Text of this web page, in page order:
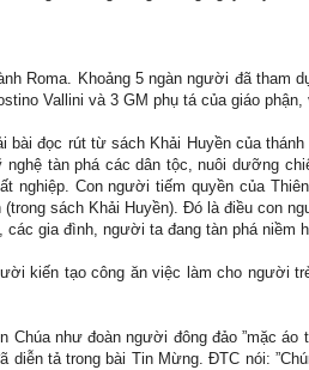
Roma. Khoảng 5 ngàn người đã tham
Vallini và 3 GM phụ tá của giáo
bài đọc rút từ sách Khải Huyền của
tàn phá các dân tộc, nuôi dưỡng
Con người tiếm quyền của
sách Khải Huyền). Đó là điều con
gia đình, người ta đang tàn phá niềm
kiến tạo công ăn việc làm cho người
như đoàn người đông đảo ”mặc áo
diễn tả trong bài Tin Mừng. ĐTC nói: